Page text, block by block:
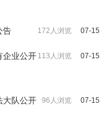
07-15
172人浏览
告
07-15
113人浏览
企业公开
07-15
96人浏览
大队公开